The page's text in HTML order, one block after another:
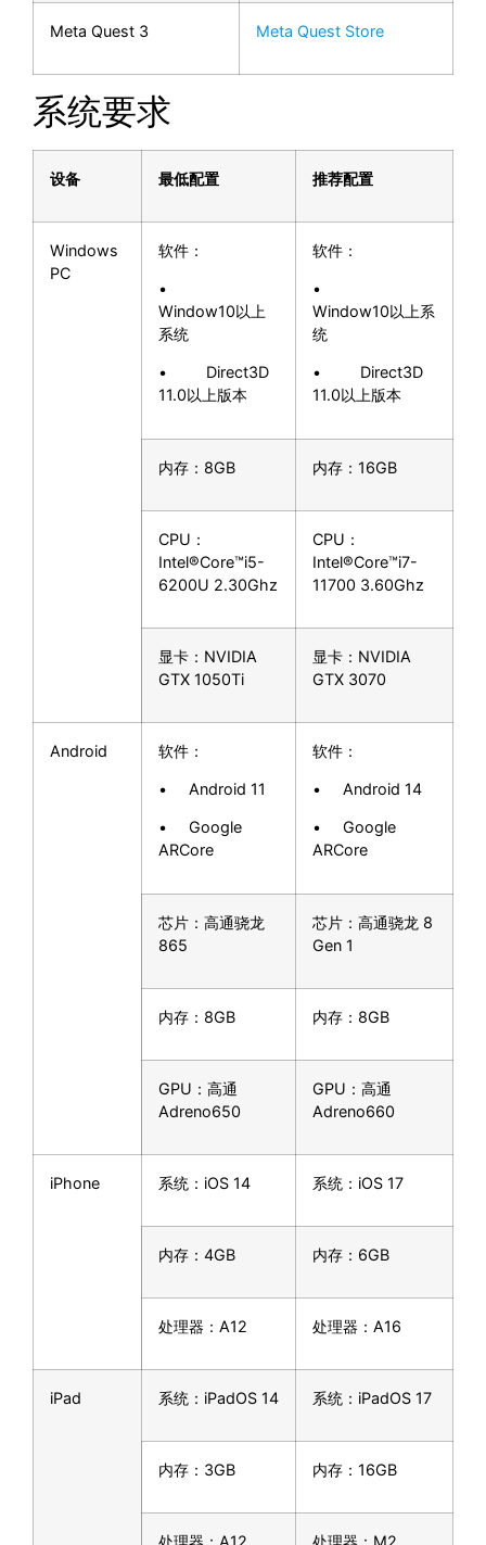
Meta Quest 3 Meta Quest Store
系统要求
设备 最低配置 推荐配置
Windows
PC
软件：
•
Window10以上
系统
• Direct3D
11.0以上版本
软件：
•
Window10以上系
统
• Direct3D
11.0以上版本
内存：8GB 内存：16GB
CPU：
Intel®Core™i5-
6200U 2.30Ghz
CPU：
Intel®Core™i7-
11700 3.60Ghz
显卡：NVIDIA
GTX 1050Ti
显卡：NVIDIA
GTX 3070
Android 软件：
• Android 11
• Google
ARCore
软件：
• Android 14
• Google
ARCore
芯片：高通骁龙
865
芯片：高通骁龙 8
Gen 1
内存：8GB 内存：8GB
GPU：高通
Adreno650
GPU：高通
Adreno660
iPhone 系统：iOS 14 系统：iOS 17
内存：4GB 内存：6GB
处理器：A12 处理器：A16
iPad 系统：iPadOS 14 系统：iPadOS 17
内存：3GB 内存：16GB
处理器：A12 处理器：M2